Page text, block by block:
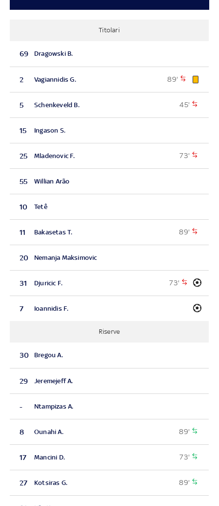
Titolari
69 Dragowski B.
2 Vagiannidis G. 89'
5 Schenkeveld B. 45'
15 Ingason S.
25 Mladenovic F. 73'
55 Willian Arão
10 Tetê
11 Bakasetas T. 89'
20 Nemanja Maksimovic
31 Djuricic F. 73'
7 Ioannidis F.
Riserve
30 Bregou A.
29 Jeremejeff A.
- Ntampizas A.
8 Ounahi A. 89'
17 Mancini D. 73'
27 Kotsiras G. 89'